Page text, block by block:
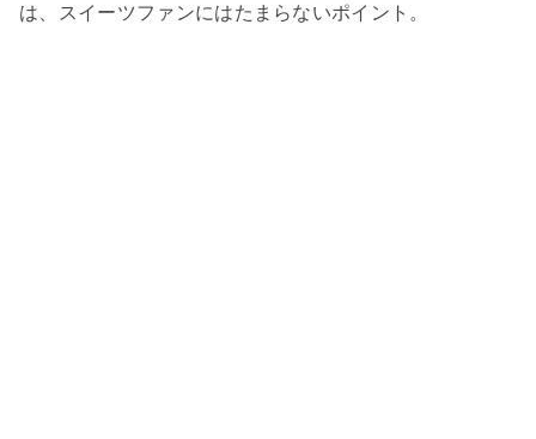
は、スイーツファンにはたまらないポイント。